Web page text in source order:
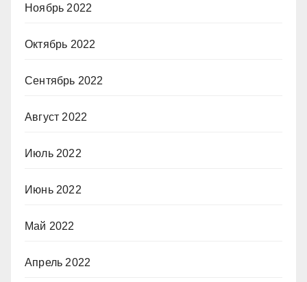
Ноябрь 2022
Октябрь 2022
Сентябрь 2022
Август 2022
Июль 2022
Июнь 2022
Май 2022
Апрель 2022